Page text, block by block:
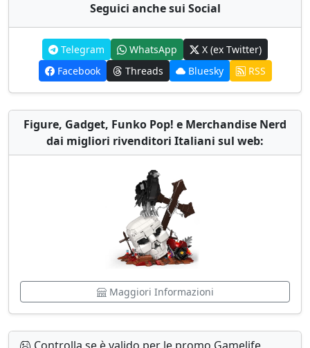
Seguici anche sui Social
Telegram WhatsApp
X (ex Twitter)
Facebook
Threads Bluesky RSS
Figure, Gadget, Funko Pop! e Merchandise Nerd
dai migliori rivenditori Italiani sul web:
Maggiori Informazioni